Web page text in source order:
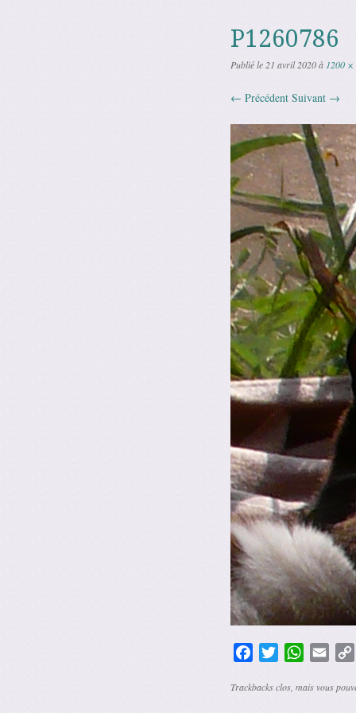
P1260786
Publié le 21 avril 2020à 1200 ×
← Précédent Suivant →
FacebookTwitterWhatsApp
Email
Trackbacks clos, mais vous